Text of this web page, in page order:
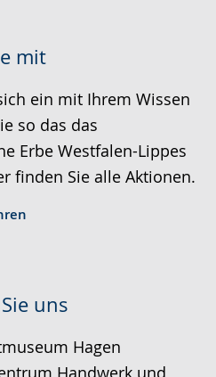
mit
ein mit Ihrem Wissen
so das das
Erbe Westfalen-Lippes
finden Sie alle Aktionen.
uns
Hagen